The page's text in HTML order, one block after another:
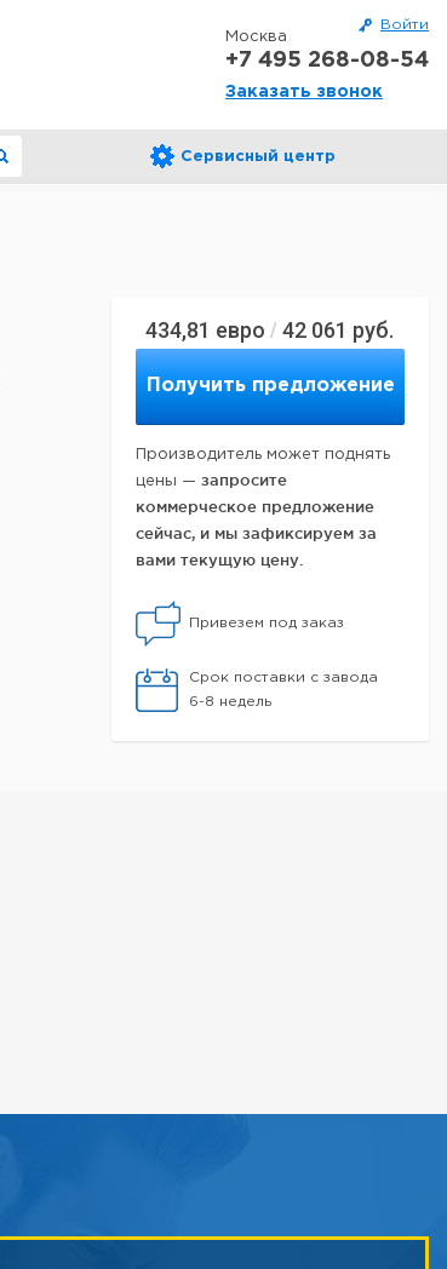
Войти
Москва
+7 495 268-08-54
Заказать звонок
Сервисный центр
434,81 евро / 42 061 руб.
Получить предложение
Производитель может поднять
цены — запросите
коммерческое предложение
сейчас, и мы зафиксируем за
вами текущую цену.
Привезем под заказ
Срок поставки с завода
6-8 недель